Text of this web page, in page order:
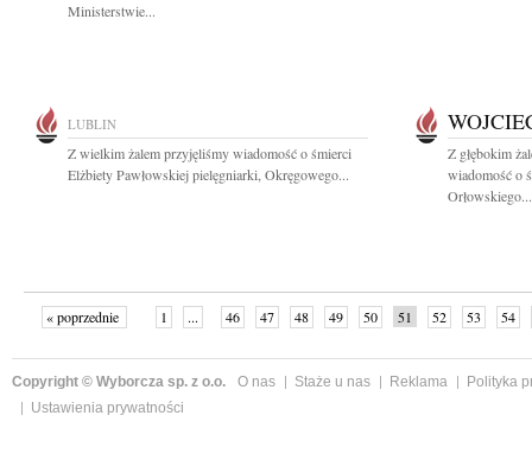
Ministerstwie...
LUBLIN
Z wielkim żalem przyjęliśmy wiadomość o śmierci
Elżbiety Pawłowskiej pielęgniarki, Okręgowego...
Z głębokim
wiadomość o
Orłowskiego...
« poprzednie 1 ... 46 47 48 49 50 51 52 53
54
Copyright © Wyborcza sp. z o.o. O nas Staże u nas Reklama
Polityka
Ustawienia prywatności